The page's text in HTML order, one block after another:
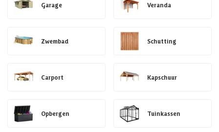
Garage Veranda
Zwembad Schutting
Carport Kapschuur
Opbergen Tuinkassen